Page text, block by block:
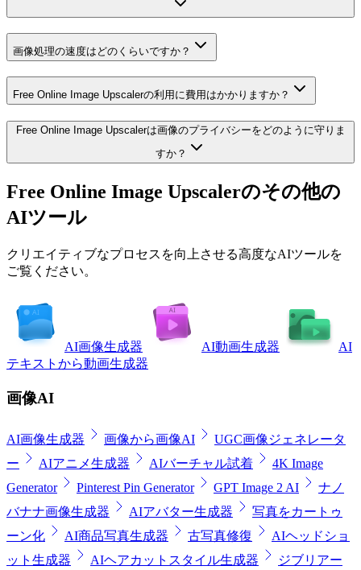
画像処理の速度はどのくらいですか？
Free Online Image Upscalerの利用に費用はかかりますか？
Free Online Image Upscalerは画像のプライバシーをどのように守りま
すか？
Free Online Image Upscalerのその他の
AIツール
クリエイティブなプロセスを向上させる高度なAIツールを
ご覧ください。
AI画像生成器 AI動画生成器
AI
テキストから動画生成器
画像AI
AI画像生成器 画像から画像AI
UGC画像ジェネレータ
ー
AIアニメ生成器 AIバーチャル試着
4K Image
Generator
Pinterest Pin Generator GPT Image 2 AI
ナノ
バナナ画像生成器
AIアバター生成器
写真をカートゥ
ーン化
AI商品写真生成器 古写真修復
AIヘッドショ
ット生成器
AIヘアカットスタイル生成器
ジブリアー